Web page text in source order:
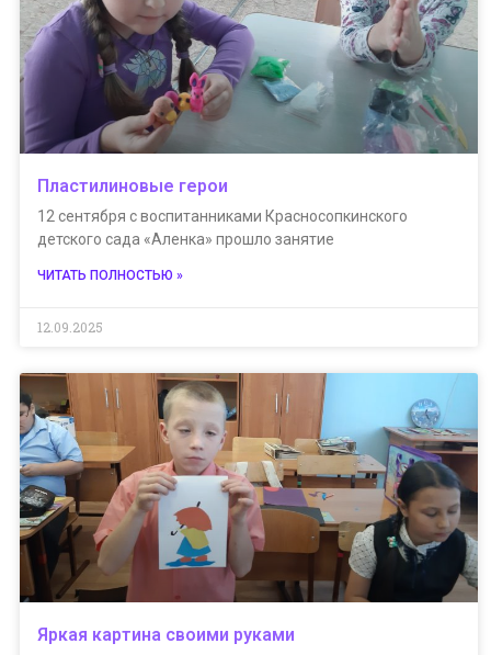
Пластилиновые герои
12 сентября с воспитанниками Красносопкинского
детского сада «Аленка» прошло занятие
ЧИТАТЬ ПОЛНОСТЬЮ »
12.09.2025
Яркая картина своими руками